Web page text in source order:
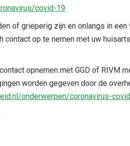
covid-19
of grieperig zijn en onlangs in
contact op te nemen met uw
opnemen met GGD of RIVM
worden gegeven door de
onderwerpen/coronavirus-